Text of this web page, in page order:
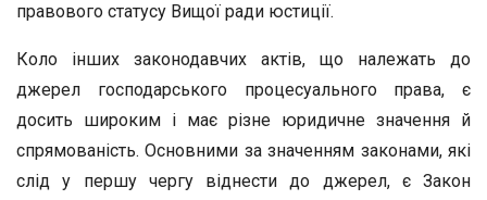
правового статусу Вищої ради юстиції.
Коло інших законодавчих актів, що належать до
джерел господарського процесуального права, є
досить широким і має різне юридичне значення й
спрямованість. Основними за значенням законами, які
слід у першу чергу віднести до джерел, є Закон